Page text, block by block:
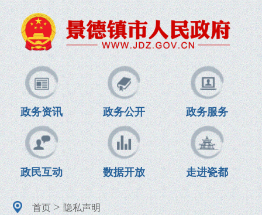
政务资讯 政务公开 政务服务
政民互动 数据开放 走进瓷都
首页>隐私声明